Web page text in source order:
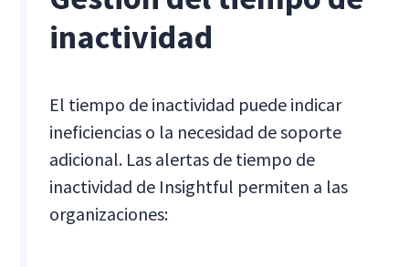
inactividad
El tiempo de inactividad puede indicar
ineficiencias o la necesidad de soporte
adicional. Las alertas de tiempo de
inactividad de Insightful permiten a las
organizaciones: